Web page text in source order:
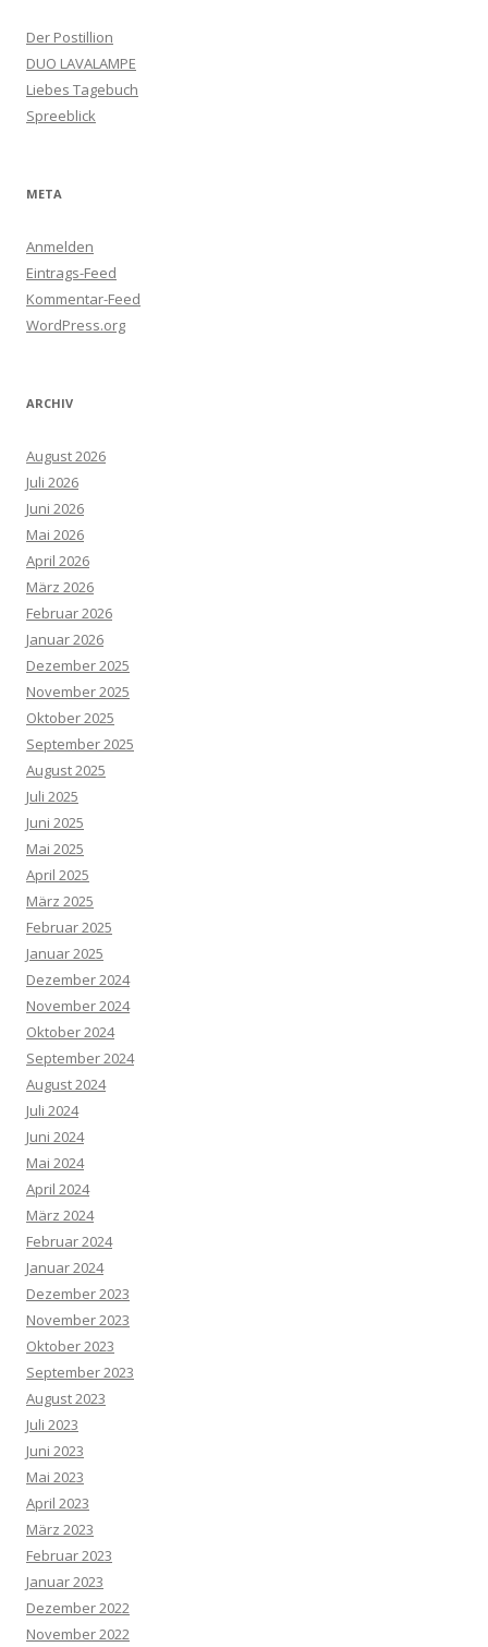
Der Postillion
DUO LAVALAMPE
Liebes Tagebuch
Spreeblick
META
Anmelden
Eintrags-Feed
Kommentar-Feed
WordPress.org
ARCHIV
August 2026
Juli 2026
Juni 2026
Mai 2026
April 2026
März 2026
Februar 2026
Januar 2026
Dezember 2025
November 2025
Oktober 2025
September 2025
August 2025
Juli 2025
Juni 2025
Mai 2025
April 2025
März 2025
Februar 2025
Januar 2025
Dezember 2024
November 2024
Oktober 2024
September 2024
August 2024
Juli 2024
Juni 2024
Mai 2024
April 2024
März 2024
Februar 2024
Januar 2024
Dezember 2023
November 2023
Oktober 2023
September 2023
August 2023
Juli 2023
Juni 2023
Mai 2023
April 2023
März 2023
Februar 2023
Januar 2023
Dezember 2022
November 2022